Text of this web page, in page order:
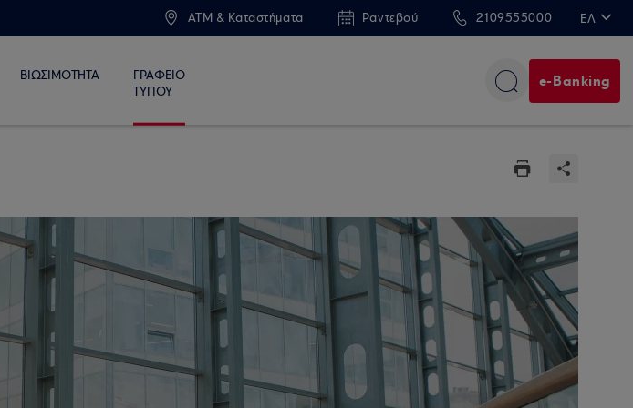
ATM & Καταστήματα Ραντεβού 2109555000 ΕΛ
ΒΙΩΣΙΜΟΤΗΤΑ
ΓΡΑΦΕΙΟ
ΤΥΠΟΥ
e-Banking